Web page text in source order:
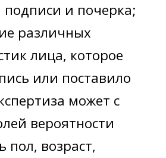
и почерка;
различных
лица, которое
или поставило
может с
вероятности
пол, возраст,